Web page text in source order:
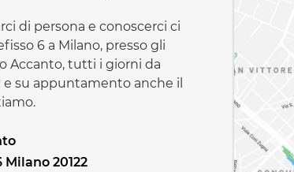
di persona e conoscerci ci
6 a Milano, presso gli
Accanto, tutti i giorni da
e su appuntamento anche il
20122